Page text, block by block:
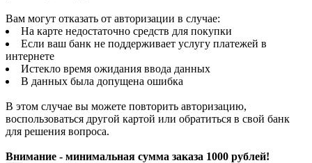
Вам могут отказать от авторизации в случае:
На карте недостаточно средств для покупки
Если ваш банк не поддерживает услугу платежей в
интернете
Истекло время ожидания ввода данных
В данных была допущена ошибка
В этом случае вы можете повторить авторизацию,
воспользоваться другой картой или обратиться в свой банк
для решения вопроса.
Внимание - минимальная сумма заказа 1000 рублей!